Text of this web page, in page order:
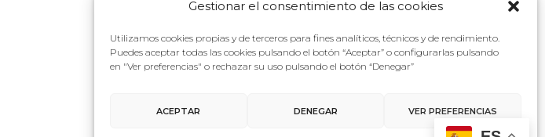
Gestionar el consentimiento de las cookies
Utilizamos cookies propias y de terceros para fines analíticos, técnicos y de rendimiento.
Puedes aceptar todas las cookies pulsando el botón “Aceptar” o configurarlas pulsando
en "Ver preferencias" o rechazar su uso pulsando el botón “Denegar”
ACEPTAR DENEGAR VER PREFERENCIAS